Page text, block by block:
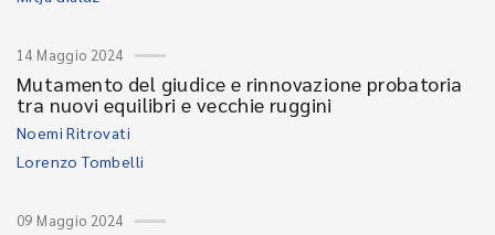
14 Maggio 2024
Mutamento del giudice e rinnovazione probatoria
tra nuovi equilibri e vecchie ruggini
Noemi Ritrovati
Lorenzo Tombelli
09 Maggio 2024